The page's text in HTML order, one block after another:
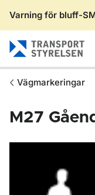
Varning för bluff-
Vägmarkeringar
M27